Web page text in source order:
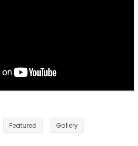
Featured Gallery